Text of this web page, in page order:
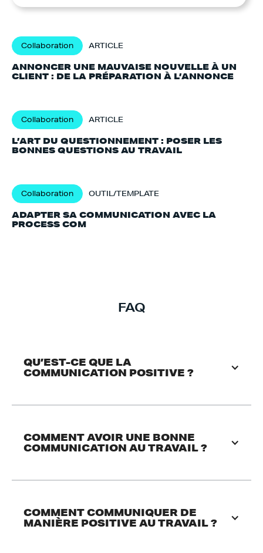
Collaboration ARTICLE
ANNONCER UNE MAUVAISE NOUVELLE À UN
CLIENT : DE LA PRÉPARATION À L’ANNONCE
Collaboration ARTICLE
L’ART DU QUESTIONNEMENT : POSER LES
BONNES QUESTIONS AU TRAVAIL
Collaboration OUTIL/TEMPLATE
ADAPTER SA COMMUNICATION AVEC LA
PROCESS COM
FAQ
QU’EST-CE QUE LA
COMMUNICATION POSITIVE ?
COMMENT AVOIR UNE BONNE
COMMUNICATION AU TRAVAIL ?
COMMENT COMMUNIQUER DE
MANIÈRE POSITIVE AU TRAVAIL ?